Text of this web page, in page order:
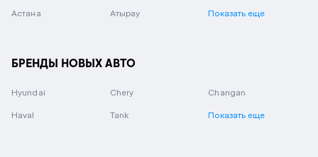
Астана Атырау Показать еще
БРЕНДЫ НОВЫХ АВТО
Hyundai Chery Changan
Haval Tank Показать еще